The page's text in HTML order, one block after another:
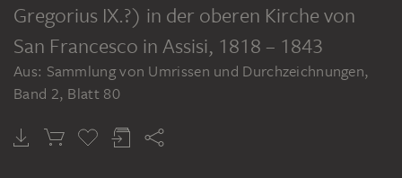
Gregorius IX.?) in der oberen Kirche von
San Francesco in Assisi, 1818 – 1843
Aus: Sammlung von Umrissen und Durchzeichnungen,
Band 2, Blatt 80